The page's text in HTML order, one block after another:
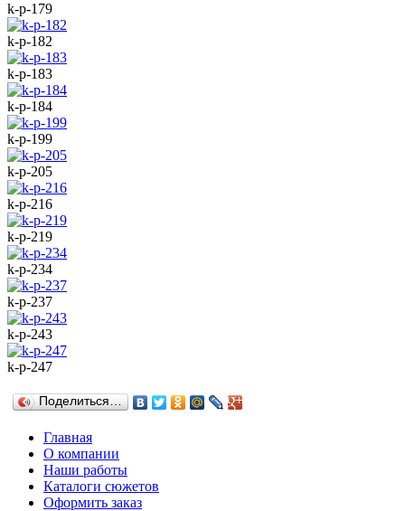
k-p-179
k-p-182
k-p-183
k-p-184
k-p-199
k-p-205
k-p-216
k-p-219
k-p-234
k-p-237
k-p-243
k-p-247
Поделиться…
Главная
О компании
Наши работы
Каталоги сюжетов
Оформить заказ